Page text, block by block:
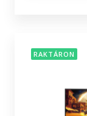
RAKTÁRON